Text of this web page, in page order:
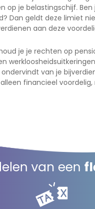
op je belastingschijf. Ben
Dan geldt deze limiet
aan deze
je je rechten op
van je
financieel
van een